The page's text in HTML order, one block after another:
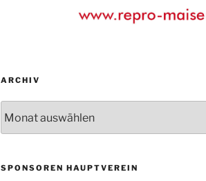
ARCHIV
SPONSOREN HAUPTVEREIN